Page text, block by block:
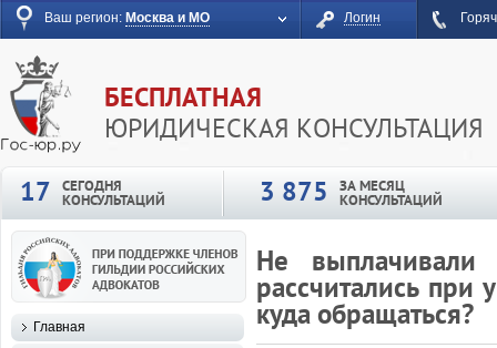
Ваш регион: Москва и МО Логин
БЕСПЛАТНАЯ
ЮРИДИЧЕСКАЯ КОНСУЛЬТАЦИЯ
17
СЕГОДНЯ
КОНСУЛЬТАЦИЙ 3 875 ЗА МЕСЯЦ
КОНСУЛЬТАЦИЙ
Не
рассчитались при
куда обращаться?
Главная